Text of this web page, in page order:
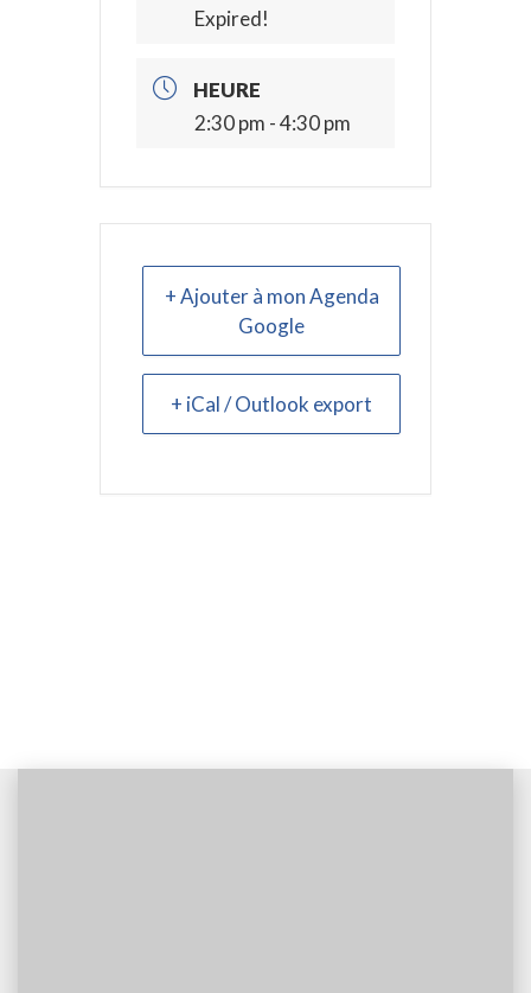
Expired!
HEURE
2:30 pm - 4:30 pm
+ Ajouter à mon Agenda
Google
+ iCal / Outlook export